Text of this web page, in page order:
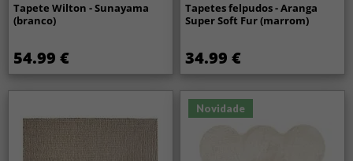
Tapete Wilton - Sunayama
(branco)
54.99 €
Tapetes felpudos - Aranga
Super Soft Fur (marrom)
34.99 €
Novidade